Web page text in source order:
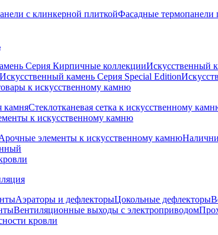
с клинкерной плиткойФасадные термопанели
Серия Кирпичные коллекцииИскусственный
Искусственный камень Серия Special Edition
к искусственному камню
камняСтеклотканевая сетка к искусственному
к искусственному камню
элементы к искусственному камню
Аэраторы и дефлекторыЦокольные дефлекторы
Вентиляционные выходы с электроприводом
кровли